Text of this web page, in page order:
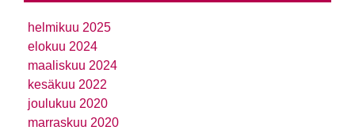
helmikuu 2025
elokuu 2024
maaliskuu 2024
kesäkuu 2022
joulukuu 2020
marraskuu 2020